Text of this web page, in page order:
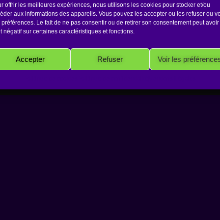
offrir les meilleures expériences, nous utilisons les cookies pour stocker et/ou
aux informations des appareils. Vous pouvez les accepter ou les refuser ou
préférences. Le fait de ne pas consentir ou de retirer son consentement peut avoir
négatif sur certaines caractéristiques et fonctions.
Accepter Refuser Voir les